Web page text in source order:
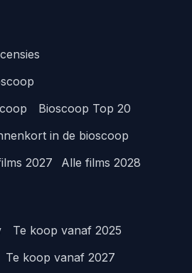
Bioscoop Top 20
in de bioscoop
2027 Alle films 2028
Te koop vanaf 2025
Te koop vanaf 2027